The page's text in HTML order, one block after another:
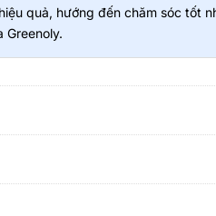
Giảm Cholesterol
Viên
tác dụng thay thế thuốc chữa
áp, hay phụ nữ có thai hoặc
quả, hướng đến chăm sóc tốt
Greenoly.